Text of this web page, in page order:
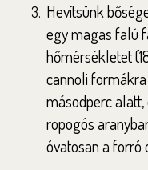
Hevítsünk
egy magas falú
hőmérsékletet
cannoli
másodperc
ropogós
óvatosan a forró